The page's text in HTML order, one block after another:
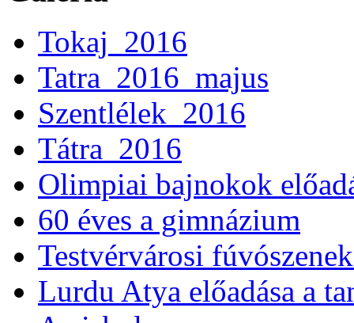
Tokaj_2016
Tatra_2016_majus
Szentlélek_2016
Tátra_2016
Olimpiai bajnokok
60 éves a gimnázium
Testvérvárosi
Lurdu Atya előadása a